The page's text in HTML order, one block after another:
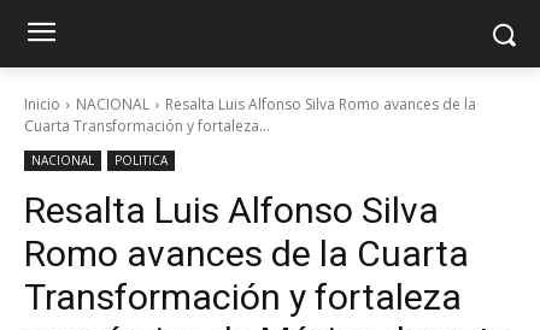
Inicio NACIONAL
Resalta Luis Alfonso Silva Romo avances de la
Cuarta Transformación y fortaleza...
NACIONAL POLITICA
Resalta Luis Alfonso Silva
Romo avances de la Cuarta
Transformación y fortaleza